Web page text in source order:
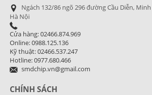
Ngách 132/86 ngõ 296 đường Cầu Diễn,
Hà Nội
Cửa hàng: 02466.874.969
Online: 0988.125.136
Kỹ thuật: 02466.537.247
Hotline: 0977.680.466
smdchip.vn@gmail.com
CHÍNH SÁCH